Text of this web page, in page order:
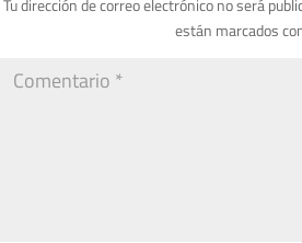
Tu dirección de correo electrónico no será
están marcados